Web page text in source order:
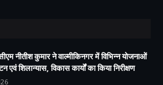
नीतीश कुमार ने वाल्मीकिनगर में विभिन्न योजनाओं
एवं शिलान्यास, विकास कार्यों का किया निरीक्षण